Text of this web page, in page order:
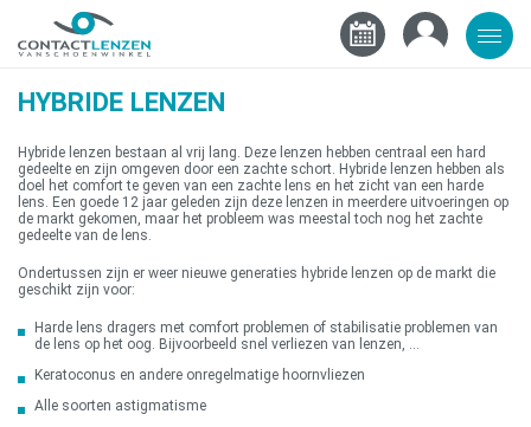
HYBRIDE LENZEN
Hybride lenzen bestaan al vrij lang. Deze lenzen hebben centraal een hard
gedeelte en zijn omgeven door een zachte schort. Hybride lenzen hebben als
doel het comfort te geven van een zachte lens en het zicht van een harde
lens. Een goede 12 jaar geleden zijn deze lenzen in meerdere uitvoeringen op
de markt gekomen, maar het probleem was meestal toch nog het zachte
gedeelte van de lens.
Ondertussen zijn er weer nieuwe generaties hybride lenzen op de markt die
geschikt zijn voor:
Harde lens dragers met comfort problemen of stabilisatie problemen van
de lens op het oog. Bijvoorbeeld snel verliezen van lenzen, …
Keratoconus en andere onregelmatige hoornvliezen
Alle soorten astigmatisme